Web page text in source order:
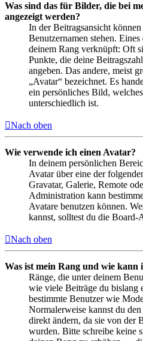
Was sind das für Bilder, die bei
angezeigt werden?
In der Beitragsansicht
Benutzernamen stehen.
deinem Rang verknüpft: Oft
Punkte, die deine
angeben. Das andere, meist
„Avatar“ bezeichnet. Es
ein persönliches Bild,
unterschiedlich ist.
Nach oben
Wie verwende ich einen Avatar?
In deinem persönlichen
Avatar über eine der
Gravatar, Galerie, Remote
Administration kann
Avatare benutzen können.
kannst, solltest du die
Nach oben
Was ist mein Rang und wie kann
Ränge, die unter deinem
wie viele Beiträge du bislang
bestimmte Benutzer wie
Normalerweise kannst du
direkt ändern, da sie von der
wurden. Bitte schreibe keine